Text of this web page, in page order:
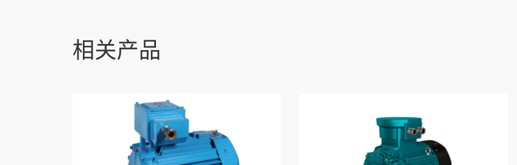
相关产品